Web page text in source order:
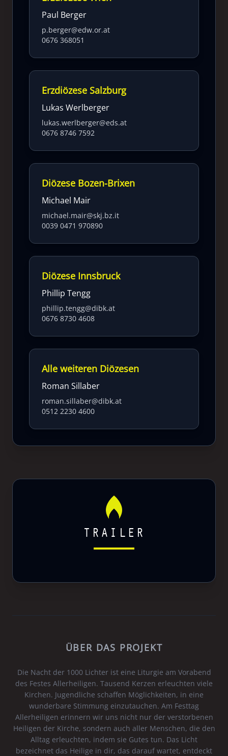
Paul Berger
p.berger@edw.or.at
0676 368051
Erzdiözese Salzburg
Lukas Werlberger
lukas.werlberger@eds.at
0676 8746 7592
Diözese Bozen-Brixen
Michael Mair
michael.mair@skj.bz.it
0039 0471 970890
Diözese Innsbruck
Phillip Tengg
phillip.tengg@dibk.at
0676 8730 4608
Alle weiteren Diözesen
Roman Sillaber
roman.sillaber@dibk.at
0512 2230 4600
TRAILER
ÜBER DAS PROJEKT
Die Nacht der 1000 Lichter ist eine Liturgie am Vorabend
des Festes Allerheiligen. Tausend Kerzen erleuchten viele
Kirchen. Jugendliche schaffen Möglichkeiten, in eine
wunderbare Stimmung einzutauchen. Am Festtag
Allerheiligen erinnern wir uns nicht nur der verstorbenen
Heiligen der Kirche, sondern auch aller Menschen, die den
Alltag erleuchten, indem sie Gutes tun. Das Licht
bezeichnet das Heilige in dir, das darauf wartet, entdeckt